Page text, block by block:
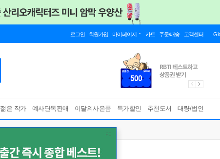
로그인 회원가입 마이페이지 카트 주문/배송 고객센터
젊은 작가 예사단독판매 이달의사은품 특가할인 추천도서 대량/법인